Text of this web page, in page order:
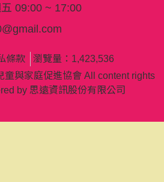
09:00 ~ 17:00
條款
瀏覽量：1,423,536
與家庭促進協會 All content rights
by 思遠資訊股份有限公司